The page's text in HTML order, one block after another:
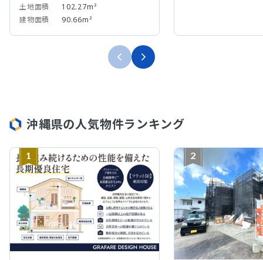
土地面積
102.27m²
建物面積
90.66m²
沖縄県の人気物件ランキング
1 2